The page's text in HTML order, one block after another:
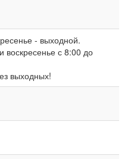
- выходной.
воскресенье с 8:00 до
выходных!